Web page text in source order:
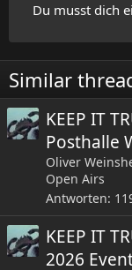
o
n
e
n
:
Du musst dich
Similar
KEEP IT
Posthalle
Oliver
Open Airs
Antworten
KEEP IT
2026